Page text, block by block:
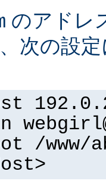
のアドレ
次の設
/www/